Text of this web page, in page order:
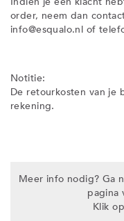
order, neem dan
info@esqualo.nl of
Notitie:
De retourkosten van je
rekening.
Meer info nodig? Ga
pagina
Klik